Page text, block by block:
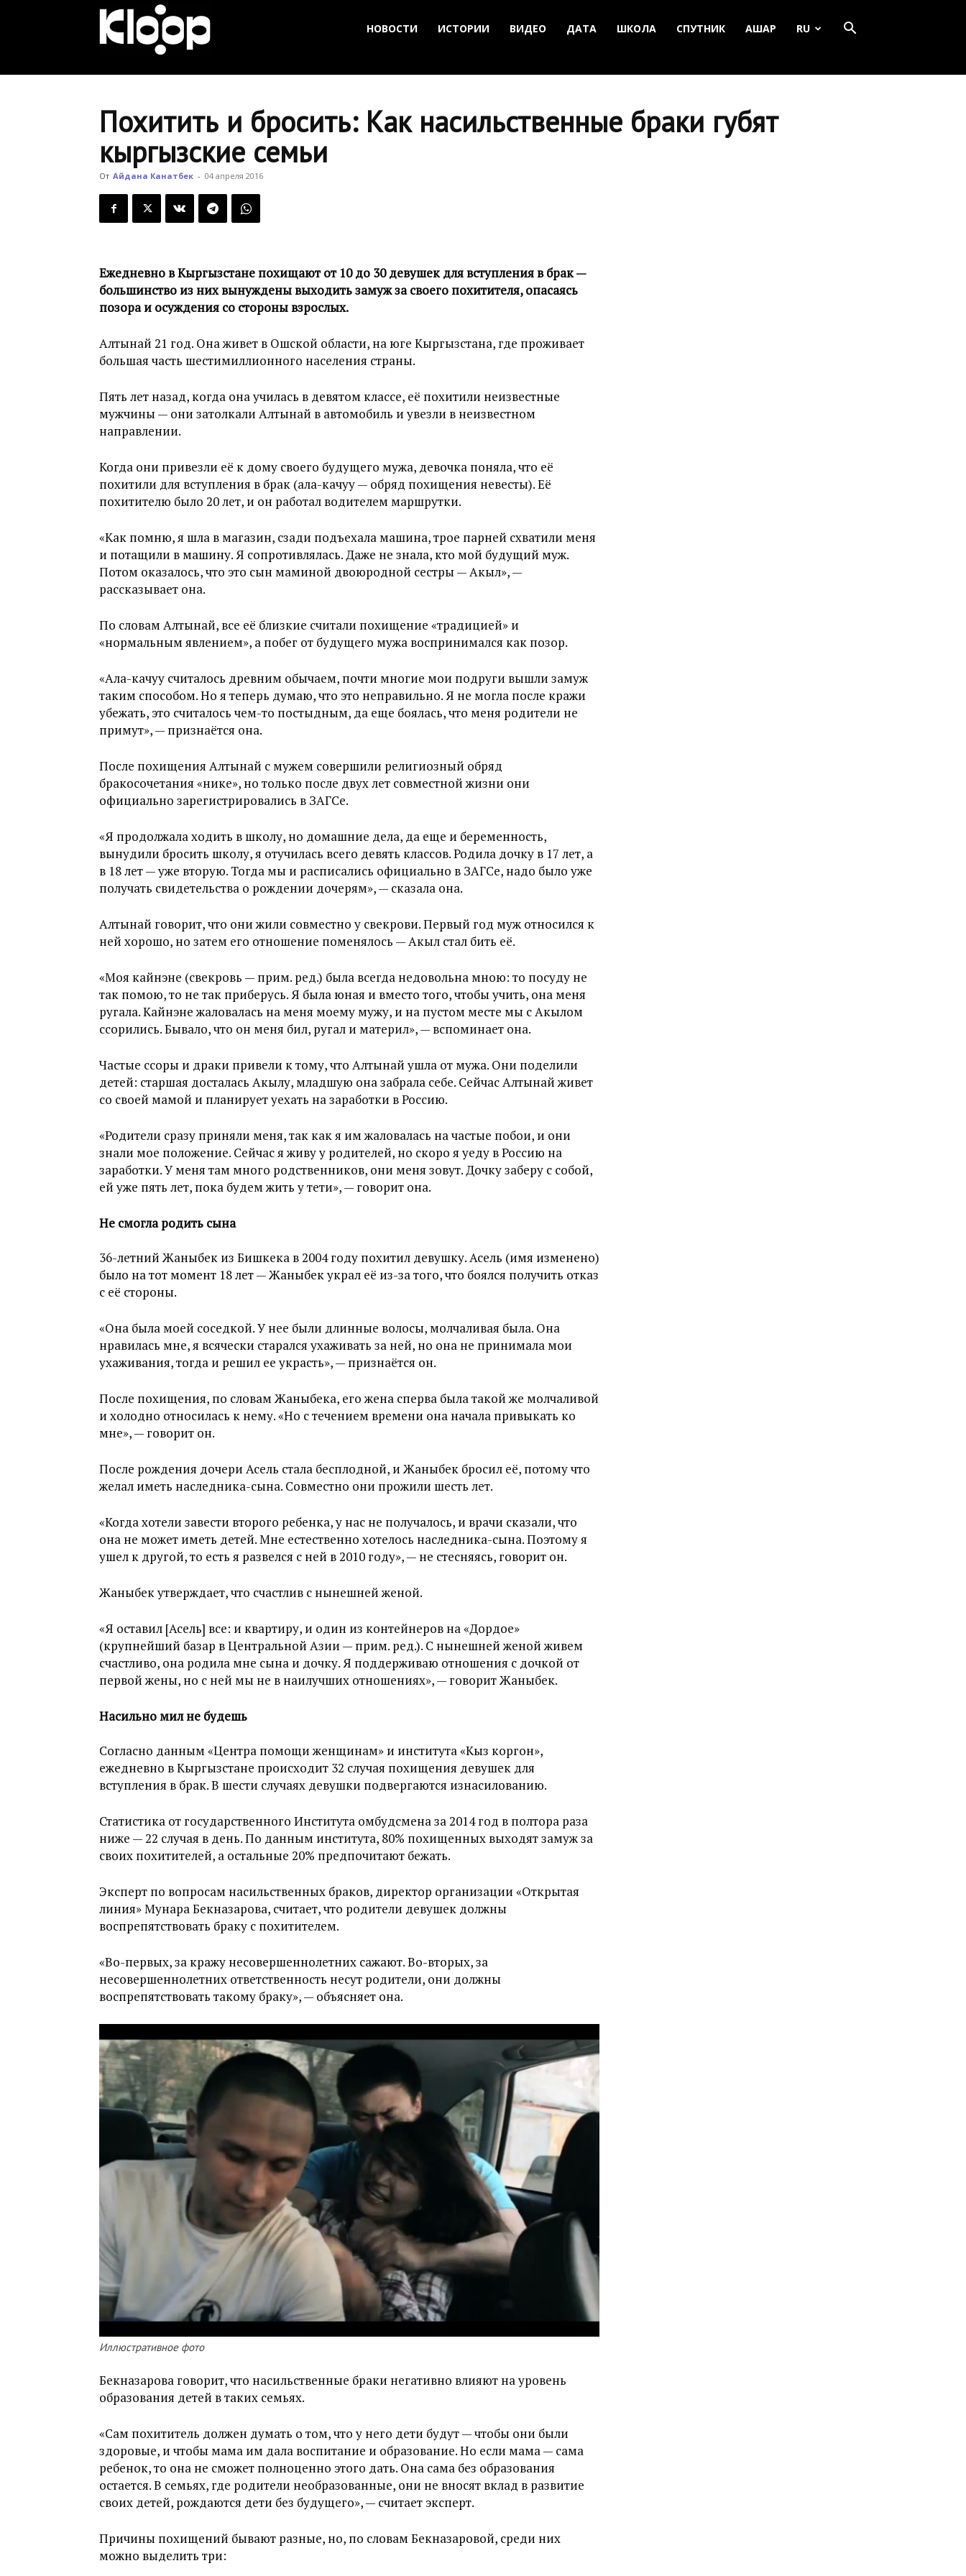
Новости
Кыргызстана
НОВОСТИ ИСТОРИИ ВИДЕО ДАТА ШКОЛА СПУТНИК АШАР RU
Похитить и бросить: Как насильственные браки губят
кыргызские семьи
От Айдана Канатбек - 04 апреля 2016
Ежедневно в Кыргызстане похищают от 10 до 30 девушек для вступления в брак —
большинство из них вынуждены выходить замуж за своего похитителя, опасаясь
позора и осуждения со стороны взрослых.
Алтынай 21 год. Она живет в Ошской области, на юге Кыргызстана, где проживает
большая часть шестимиллионного населения страны.
Пять лет назад, когда она училась в девятом классе, её похитили неизвестные
мужчины — они затолкали Алтынай в автомобиль и увезли в неизвестном
направлении.
Когда они привезли её к дому своего будущего мужа, девочка поняла, что её
похитили для вступления в брак (ала-качуу — обряд похищения невесты). Её
похитителю было 20 лет, и он работал водителем маршрутки.
«Как помню, я шла в магазин, сзади подъехала машина, трое парней схватили меня
и потащили в машину. Я сопротивлялась. Даже не знала, кто мой будущий муж.
Потом оказалось, что это сын маминой двоюродной сестры — Акыл», —
рассказывает она.
По словам Алтынай, все её близкие считали похищение «традицией» и
«нормальным явлением», а побег от будущего мужа воспринимался как позор.
«Ала-качуу считалось древним обычаем, почти многие мои подруги вышли замуж
таким способом. Но я теперь думаю, что это неправильно. Я не могла после кражи
убежать, это считалось чем-то постыдным, да еще боялась, что меня родители не
примут», — признаётся она.
После похищения Алтынай с мужем совершили религиозный обряд
бракосочетания «нике», но только после двух лет совместной жизни они
официально зарегистрировались в ЗАГСе.
«Я продолжала ходить в школу, но домашние дела, да еще и беременность,
вынудили бросить школу, я отучилась всего девять классов. Родила дочку в 17 лет, а
в 18 лет — уже вторую. Тогда мы и расписались официально в ЗАГСе, надо было уже
получать свидетельства о рождении дочерям», — сказала она.
Алтынай говорит, что они жили совместно у свекрови. Первый год муж относился к
ней хорошо, но затем его отношение поменялось — Акыл стал бить её.
«Моя кайнэне (свекровь — прим. ред.) была всегда недовольна мною: то посуду не
так помою, то не так приберусь. Я была юная и вместо того, чтобы учить, она меня
ругала. Кайнэне жаловалась на меня моему мужу, и на пустом месте мы с Акылом
ссорились. Бывало, что он меня бил, ругал и материл», — вспоминает она.
Частые ссоры и драки привели к тому, что Алтынай ушла от мужа. Они поделили
детей: старшая досталась Акылу, младшую она забрала себе. Сейчас Алтынай живет
со своей мамой и планирует уехать на заработки в Россию.
«Родители сразу приняли меня, так как я им жаловалась на частые побои, и они
знали мое положение. Сейчас я живу у родителей, но скоро я уеду в Россию на
заработки. У меня там много родственников, они меня зовут. Дочку заберу с собой,
ей уже пять лет, пока будем жить у тети», — говорит она.
Не смогла родить сына
36-летний Жаныбек из Бишкека в 2004 году похитил девушку. Асель (имя изменено)
было на тот момент 18 лет — Жаныбек украл её из-за того, что боялся получить отказ
с её стороны.
«Она была моей соседкой. У нее были длинные волосы, молчаливая была. Она
нравилась мне, я всячески старался ухаживать за ней, но она не принимала мои
ухаживания, тогда и решил ее украсть», — признаётся он.
После похищения, по словам Жаныбека, его жена сперва была такой же молчаливой
и холодно относилась к нему. «Но с течением времени она начала привыкать ко
мне», — говорит он.
После рождения дочери Асель стала бесплодной, и Жаныбек бросил её, потому что
желал иметь наследника-сына. Совместно они прожили шесть лет.
«Когда хотели завести второго ребенка, у нас не получалось, и врачи сказали, что
она не может иметь детей. Мне естественно хотелось наследника-сына. Поэтому я
ушел к другой, то есть я развелся с ней в 2010 году», — не стесняясь, говорит он.
Жаныбек утверждает, что счастлив с нынешней женой.
«Я оставил [Асель] все: и квартиру, и один из контейнеров на «Дордое»
(крупнейший базар в Центральной Азии — прим. ред.). С нынешней женой живем
счастливо, она родила мне сына и дочку. Я поддерживаю отношения с дочкой от
первой жены, но с ней мы не в наилучших отношениях», — говорит Жаныбек.
Насильно мил не будешь
Согласно данным «Центра помощи женщинам» и института «Кыз коргон»,
ежедневно в Кыргызстане происходит 32 случая похищения девушек для
вступления в брак. В шести случаях девушки подвергаются изнасилованию.
Статистика от государственного Института омбудсмена за 2014 год в полтора раза
ниже — 22 случая в день. По данным института, 80% похищенных выходят замуж за
своих похитителей, а остальные 20% предпочитают бежать.
Эксперт по вопросам насильственных браков, директор организации «Открытая
линия» Мунара Бекназарова, считает, что родители девушек должны
воспрепятствовать браку с похитителем.
«Во-первых, за кражу несовершеннолетних сажают. Во-вторых, за
несовершеннолетних ответственность несут родители, они должны
воспрепятствовать такому браку», — объясняет она.
Иллюстративное фото
Бекназарова говорит, что насильственные браки негативно влияют на уровень
образования детей в таких семьях.
«Сам похититель должен думать о том, что у него дети будут — чтобы они были
здоровые, и чтобы мама им дала воспитание и образование. Но если мама — сама
ребенок, то она не сможет полноценно этого дать. Она сама без образования
остается. В семьях, где родители необразованные, они не вносят вклад в развитие
своих детей, рождаются дети без будущего», — считает эксперт.
Причины похищений бывают разные, но, по словам Бекназаровой, среди них
можно выделить три: